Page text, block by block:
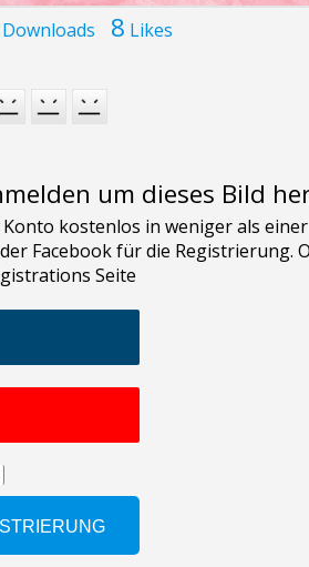
Downloads 8 Likes
um dieses Bild